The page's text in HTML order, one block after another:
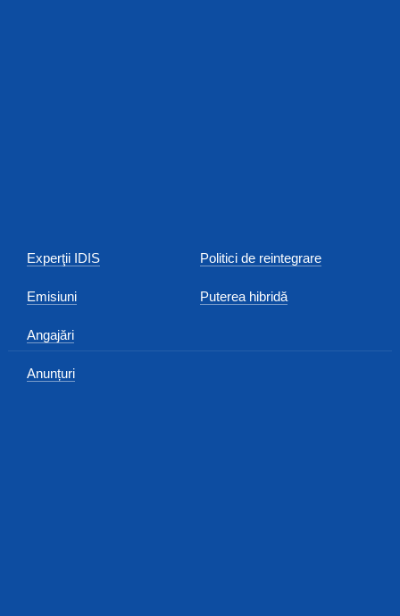
Experţii IDIS
Emisiuni
Angajări
Anunțuri
Politici de reintegrare
Puterea hibridă